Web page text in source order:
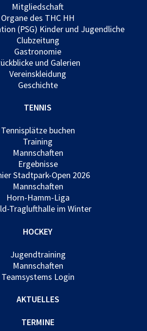
Mitgliedschaft
Organe des THC HH
(PSG) Kinder und Jugendliche
Clubzeitung
Gastronomie
und Galerien
Vereinskleidung
Geschichte
TENNIS
Tennisplätze buchen
Training
Mannschaften
Ergebnisse
Stadtpark-Open 2026
Mannschaften
Horn-Hamm-Liga
Traglufthalle im Winter
HOCKEY
Jugendtraining
Mannschaften
Teamsystems Login
AKTUELLES
TERMINE